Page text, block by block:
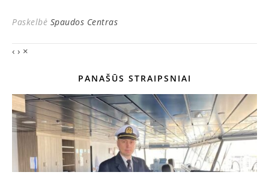
Paskelbė Spaudos Centras
‹ › ×
PANAŠŪS STRAIPSNIAI